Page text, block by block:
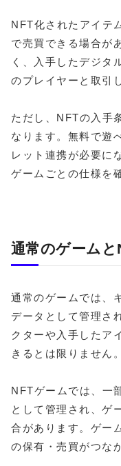
NFT化されたアイテ
で売買できる場合が
く、入手したデジタ
のプレイヤーと取引
ただし、NFTの入手
なります。無料で遊
レット連携が必要に
ゲームごとの仕様を
通常のゲーム
通常のゲームでは、
データとして管理さ
クターや入手したア
きるとは限りません。
NFTゲームでは、一
として管理され、ゲ
合があります。ゲー
の保有・売買がつな